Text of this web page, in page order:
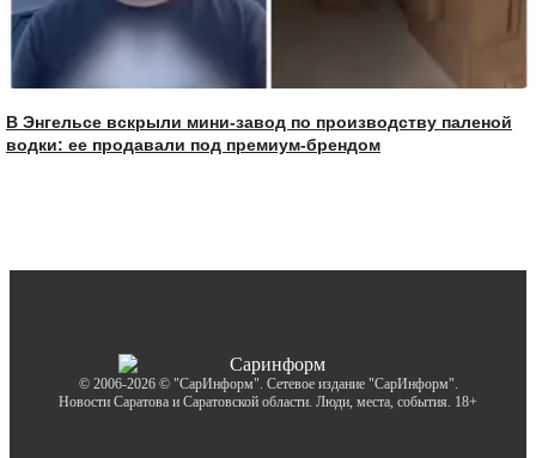
В Энгельсе вскрыли мини-завод по производству паленой
водки: ее продавали под премиум-брендом
© 2006-2026 © "СарИнформ". Сетевое издание "СарИнформ".
Новости Саратова и Саратовской области. Люди, места, события. 18+